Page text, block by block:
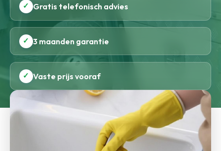
✓ Gratis telefonisch advies
✓ 3 maanden garantie
✓ Vaste prijs vooraf